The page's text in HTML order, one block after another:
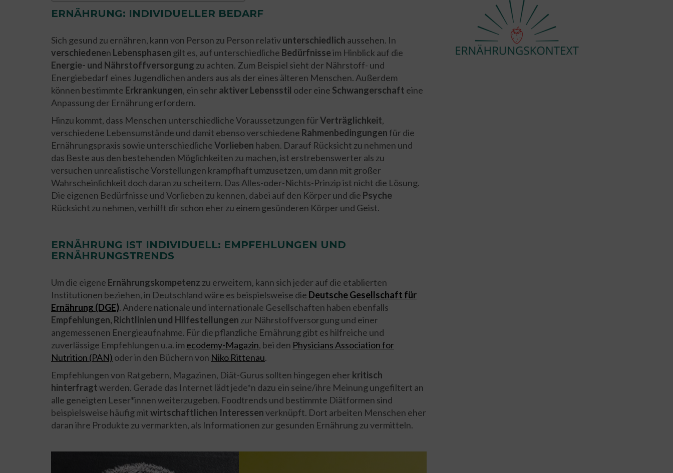
ERNÄHRUNG: INDIVIDUELLER BEDARF
Sich gesund zu ernähren, kann von Person zu Person relativunterschiedlich aussehen. In
verschiedenen Lebensphasen gilt es, auf unterschiedliche Bedürfnisseim Hinblick auf die
Energie- und Nährstoffversorgung zu achten. Zum Beispiel sieht der Nährstoff- und
Energiebedarf eines Jugendlichen anders aus als der eines älteren Menschen. Außerdem
können bestimmte Erkrankungen, ein sehraktiver Lebensstil oder eine Schwangerschaft eine
Anpassung der Ernährung erfordern.
Hinzu kommt, dass Menschen unterschiedliche Voraussetzungen fürVerträglichkeit,
verschiedene Lebensumstände und damit ebenso verschiedene Rahmenbedingungen für die
Ernährungspraxis sowie unterschiedlicheVorlieben haben. Darauf Rücksicht zu nehmen und
das Beste aus den bestehenden Möglichkeiten zu machen, ist erstrebenswerter als zu
versuchen unrealistische Vorstellungen krampfhaft umzusetzen, um dann mit großer
Wahrscheinlichkeit doch daran zu scheitern. Das Alles-oder-Nichts-Prinzip ist nicht die Lösung.
Die eigenen Bedürfnisse und Vorlieben zu kennen, dabei auf den Körper und die Psyche
Rücksicht zu nehmen, verhilft dir schon eher zu einem gesünderen Körper und Geist.
ERNÄHRUNG IST INDIVIDUELL: EMPFEHLUNGEN UND
ERNÄHRUNGSTRENDS
Um die eigene Ernährungskompetenz zu erweitern, kann sich jeder auf die etablierten
Institutionen beziehen, in Deutschland wäre es beispielsweise die Deutsche Gesellschaft für
Ernährung (DGE). Andere nationale und internationale Gesellschaften haben ebenfalls
Empfehlungen, Richtlinien und Hilfestellungen zur Nährstoffversorgung und einer
angemessenen Energieaufnahme. Für die pflanzliche Ernährung gibt es hilfreiche und
zuverlässige Empfehlungen u.a. im ecodemy-Magazin, bei den Physicians Association for
Nutrition (PAN) oder in den Büchern von Niko Rittenau.
Empfehlungen von Ratgebern, Magazinen, Diät-Gurus sollten hingegen eherkritisch
hinterfragtwerden. Gerade das Internet lädt jede*n dazu ein seine/ihre Meinung ungefiltert an
alle geneigten Leser*innen weiterzugeben. Foodtrends und bestimmte Diätformen sind
beispielsweise häufig mitwirtschaftlichen Interessenverknüpft. Dort arbeiten Menschen eher
daran ihre Produkte zu vermarkten, als Informationen zur gesunden Ernährung zu vermitteln.